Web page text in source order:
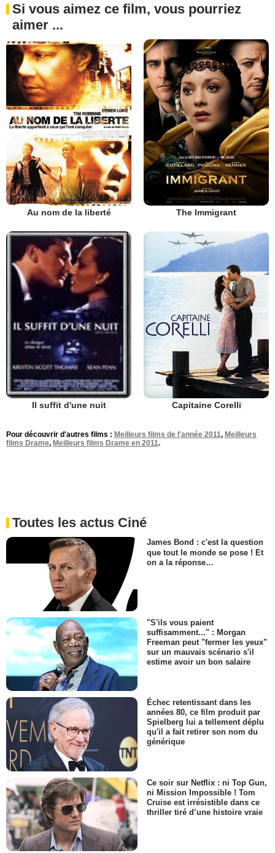
Si vous aimez ce film, vous pourriez
aimer ...
Au nom de la liberté The Immigrant
Il suffit d'une nuit Capitaine Corelli
Pour découvrir d'autres films : Meilleurs films de l'année 2011, Meilleurs
films Drame, Meilleurs films Drame en 2011.
Toutes les actus Ciné
James Bond : c'est la question
que tout le monde se pose ! Et
on a la réponse…
"S'ils vous paient
suffisamment..." : Morgan
Freeman peut "fermer les yeux"
sur un mauvais scénario s'il
estime avoir un bon salaire
Échec retentissant dans les
années 80, ce film produit par
Spielberg lui a tellement déplu
qu'il a fait retirer son nom du
générique
Ce soir sur Netflix : ni Top Gun,
ni Mission Impossible ! Tom
Cruise est irrésistible dans ce
thriller tiré d’une histoire vraie